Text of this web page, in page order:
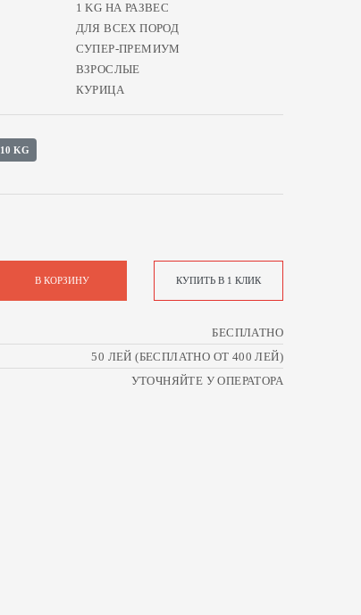
1 KG НА РАЗВЕС
ДЛЯ ВСЕХ ПОРОД
СУПЕР-ПРЕМИУМ
ВЗРОСЛЫЕ
КУРИЦА
10 KG
В КОРЗИНУ КУПИТЬ В 1 КЛИК
БЕСПЛАТНО
50 ЛЕЙ (БЕСПЛАТНО ОТ 400 ЛЕЙ)
УТОЧНЯЙТЕ У ОПЕРАТОРА